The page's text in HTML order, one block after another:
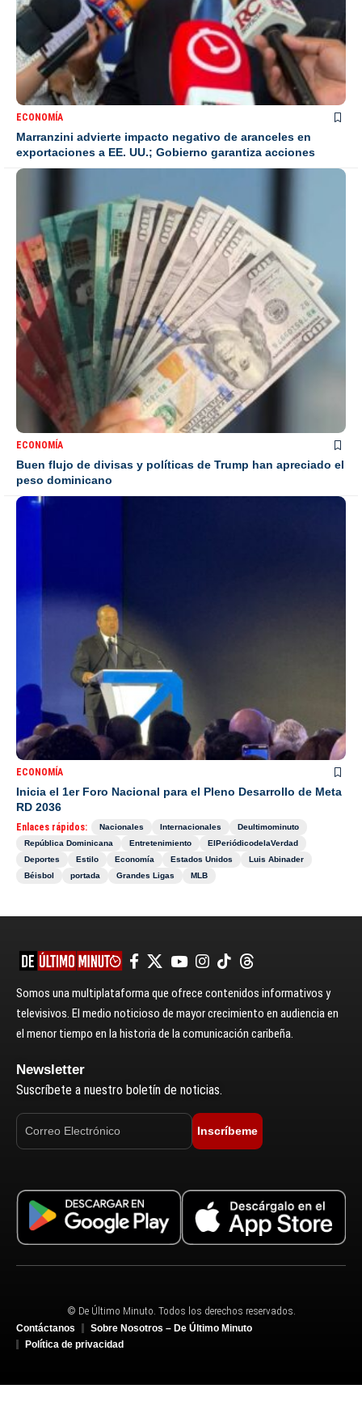
ECONOMÍA
Marranzini advierte impacto negativo de aranceles en
exportaciones a EE. UU.; Gobierno garantiza acciones
ECONOMÍA
Buen flujo de divisas y políticas de Trump han apreciado el
peso dominicano
ECONOMÍA
Inicia el 1er Foro Nacional para el Pleno Desarrollo de Meta
RD 2036
Enlaces rápidos: Nacionales Internacionales
Deultimominuto
República Dominicana
Entretenimiento
ElPeriódicodelaVerdad
Deportes
Estilo Economía Estados Unidos
Luis Abinader
Béisbol
portada Grandes Ligas MLB
Somos una multiplataforma que ofrece contenidos informativos y
televisivos. El medio noticioso de mayor crecimiento en audiencia en
el menor tiempo en la historia de la comunicación caribeña.
Newsletter
Suscríbete a nuestro boletín de noticias.
Inscríbeme
© De Último Minuto. Todos los derechos reservados.
Contáctanos
Sobre Nosotros – De Último Minuto
Política de privacidad